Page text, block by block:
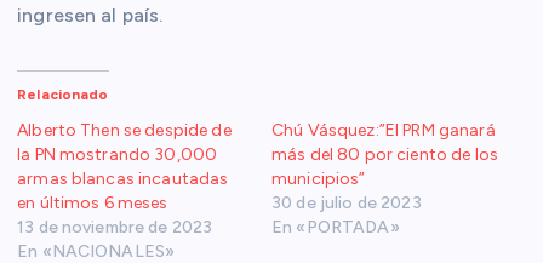
ingresen al país.
Relacionado
Alberto Then se despide de
la PN mostrando 30,000
armas blancas incautadas
en últimos 6 meses
13 de noviembre de 2023
En «NACIONALES»
Chú Vásquez:”El PRM ganará
más del 80 por ciento de los
municipios”
30 de julio de 2023
En «PORTADA»